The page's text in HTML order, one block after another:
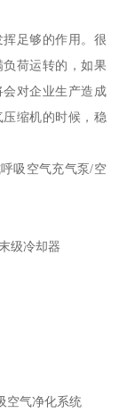
足够的作用。很
荷运转的，如果
对企业生产造成
缩机的时候，稳
吸空气充气泵/空
级冷却器
空气净化系统